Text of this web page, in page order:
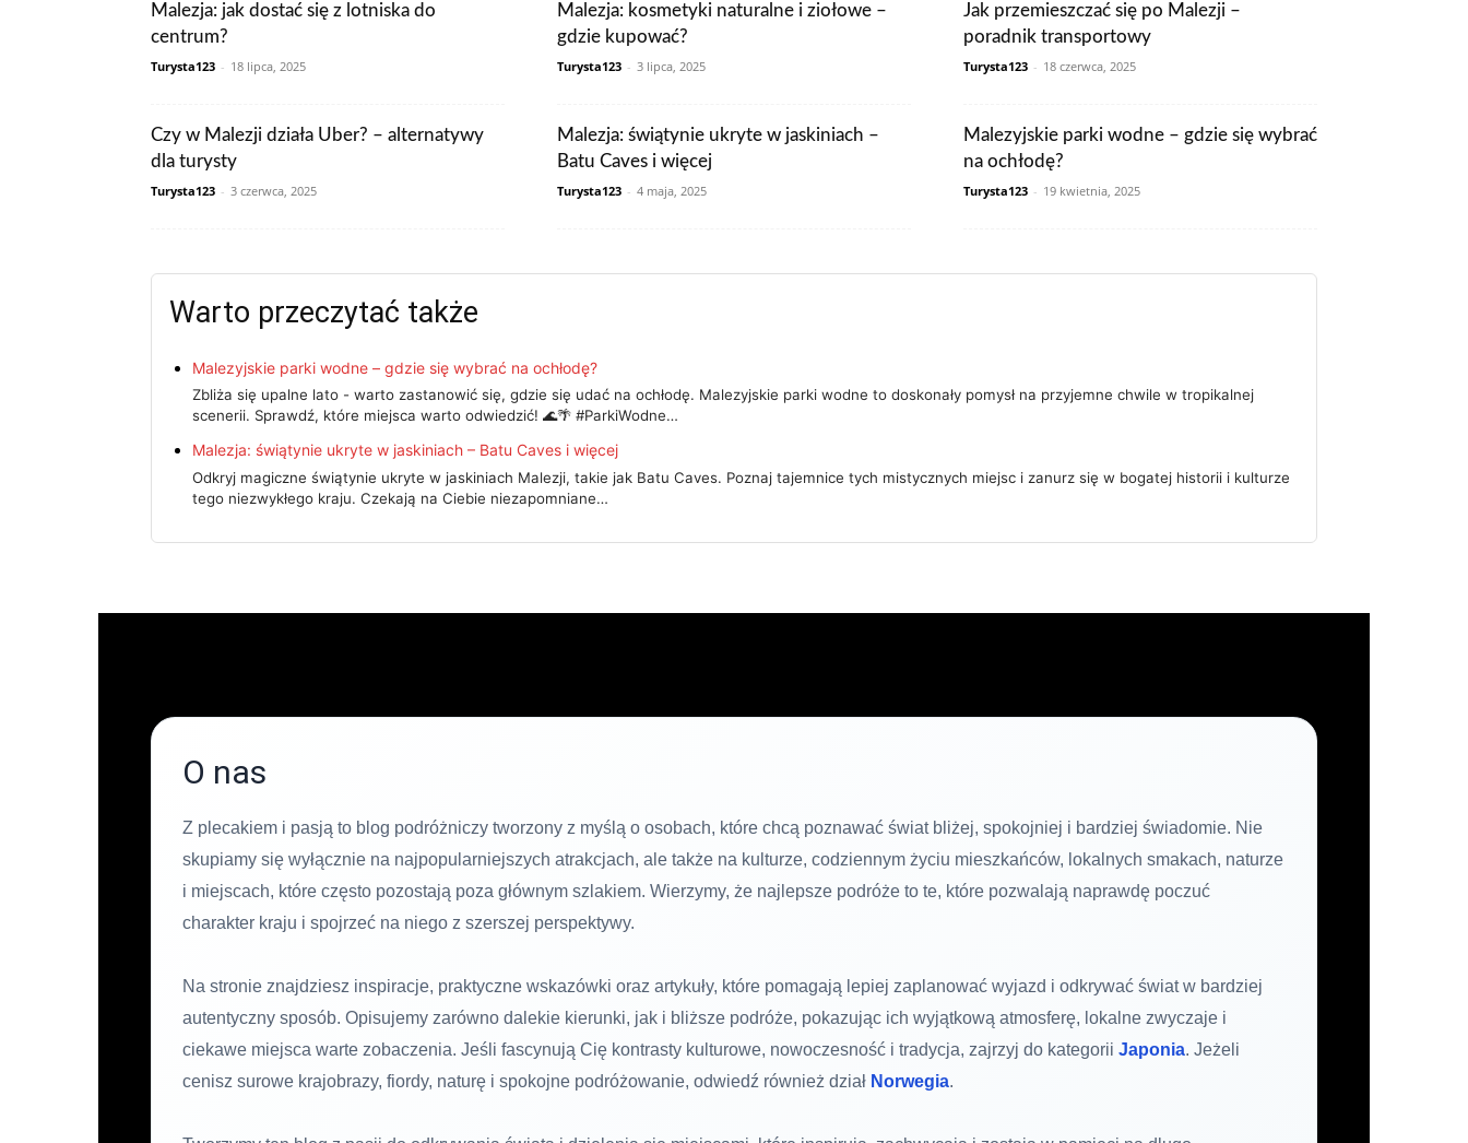
Malezja: jak dostać się z lotniska do
centrum?
Turysta123 - 18 lipca, 2025
Malezja: kosmetyki naturalne i ziołowe –
gdzie kupować?
Turysta123 - 3 lipca, 2025
Jak przemieszczać się po Malezji –
poradnik transportowy
Turysta123 - 18 czerwca, 2025
Czy w Malezji działa Uber? – alternatywy
dla turysty
Turysta123 - 3 czerwca, 2025
Malezja: świątynie ukryte w jaskiniach –
Batu Caves i więcej
Turysta123 - 4 maja, 2025
Malezyjskie parki wodne – gdzie się wybrać
na ochłodę?
Turysta123 - 19 kwietnia, 2025
Warto przeczytać także
Malezyjskie parki wodne – gdzie się wybrać na ochłodę?
Zbliża się upalne lato - warto zastanowić się, gdzie się udać na ochłodę. Malezyjskie parki wodne to doskonały pomysł na przyjemne chwile w tropikalnej
scenerii. Sprawdź, które miejsca warto odwiedzić! 🌊🌴 #ParkiWodne…
Malezja: świątynie ukryte w jaskiniach – Batu Caves i więcej
Odkryj magiczne świątynie ukryte w jaskiniach Malezji, takie jak Batu Caves. Poznaj tajemnice tych mistycznych miejsc i zanurz się w bogatej historii i kulturze
tego niezwykłego kraju. Czekają na Ciebie niezapomniane…
O nas
Z plecakiem i pasją to blog podróżniczy tworzony z myślą o osobach, które chcą poznawać świat bliżej, spokojniej i bardziej świadomie. Nie
skupiamy się wyłącznie na najpopularniejszych atrakcjach, ale także na kulturze, codziennym życiu mieszkańców, lokalnych smakach, naturze
i miejscach, które często pozostają poza głównym szlakiem. Wierzymy, że najlepsze podróże to te, które pozwalają naprawdę poczuć
charakter kraju i spojrzeć na niego z szerszej perspektywy.
Na stronie znajdziesz inspiracje, praktyczne wskazówki oraz artykuły, które pomagają lepiej zaplanować wyjazd i odkrywać świat w bardziej
autentyczny sposób. Opisujemy zarówno dalekie kierunki, jak i bliższe podróże, pokazując ich wyjątkową atmosferę, lokalne zwyczaje i
ciekawe miejsca warte zobaczenia. Jeśli fascynują Cię kontrasty kulturowe, nowoczesność i tradycja, zajrzyj do kategorii Japonia. Jeżeli
cenisz surowe krajobrazy, fiordy, naturę i spokojne podróżowanie, odwiedź również dział Norwegia.